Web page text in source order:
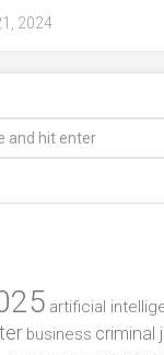
2024
artificial
business criminal